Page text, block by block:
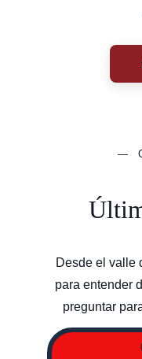
—
Desde el valle
para entender
preguntar